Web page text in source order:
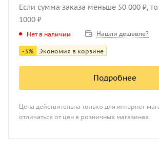
Если сумма заказа меньше 50 000 ₽,
1000 ₽
Нет в наличии Нашли дешевле?
-3% Экономия в корзине
Подробнее
Цена действительна только для интернет-
отличаться от цен в розничных магазинах